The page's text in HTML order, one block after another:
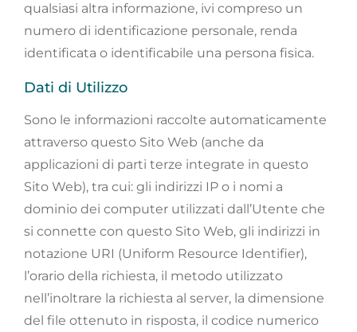
qualsiasi altra informazione, ivi compreso un
numero di identificazione personale, renda
identificata o identificabile una persona fisica.
Dati di Utilizzo
Sono le informazioni raccolte automaticamente
attraverso questo Sito Web (anche da
applicazioni di parti terze integrate in questo
Sito Web), tra cui: gli indirizzi IP o i nomi a
dominio dei computer utilizzati dall’Utente che
si connette con questo Sito Web, gli indirizzi in
notazione URI (Uniform Resource Identifier),
l’orario della richiesta, il metodo utilizzato
nell’inoltrare la richiesta al server, la dimensione
del file ottenuto in risposta, il codice numerico